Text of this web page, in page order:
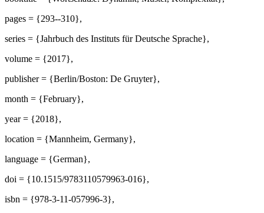
pages = {293--310},
series = {Jahrbuch des Instituts für Deutsche Sprache},
volume = {2017},
publisher = {Berlin/Boston: De Gruyter},
month = {February},
year = {2018},
location = {Mannheim, Germany},
language = {German},
doi = {10.1515/9783110579963-016},
isbn = {978-3-11-057996-3},